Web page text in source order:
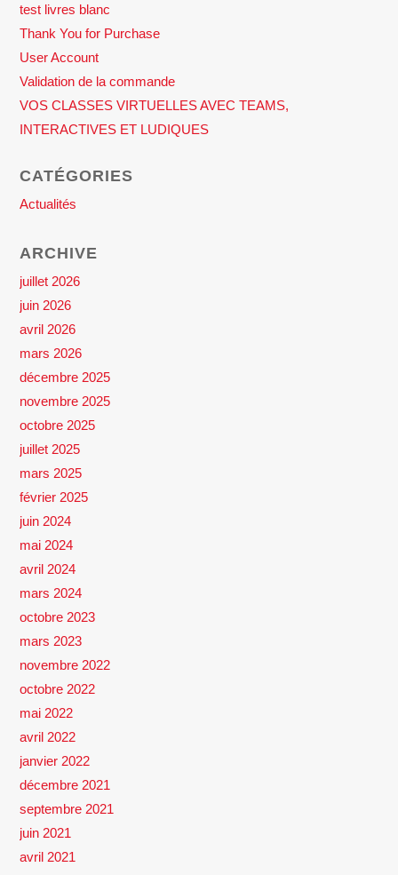
test livres blanc
Thank You for Purchase
User Account
Validation de la commande
VOS CLASSES VIRTUELLES AVEC TEAMS,
INTERACTIVES ET LUDIQUES
CATÉGORIES
Actualités
ARCHIVE
juillet 2026
juin 2026
avril 2026
mars 2026
décembre 2025
novembre 2025
octobre 2025
juillet 2025
mars 2025
février 2025
juin 2024
mai 2024
avril 2024
mars 2024
octobre 2023
mars 2023
novembre 2022
octobre 2022
mai 2022
avril 2022
janvier 2022
décembre 2021
septembre 2021
juin 2021
avril 2021